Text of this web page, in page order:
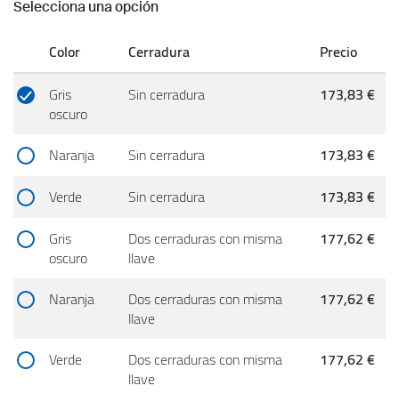
Selecciona una opción
Color Cerradura
Precio
Gris
oscuro
Sin cerradura 173,83 €
Naranja Sin cerradura
173,83 €
Verde
Sin cerradura
173,83 €
Gris
oscuro
Dos cerraduras con misma
llave
177,62 €
Naranja Dos cerraduras con misma
llave
177,62 €
Verde Dos cerraduras con misma
llave
177,62 €